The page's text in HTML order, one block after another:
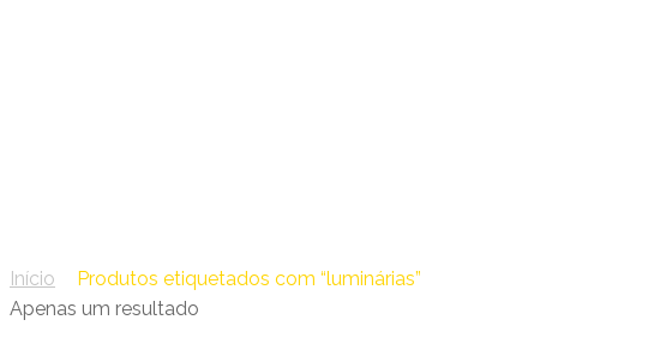
Início
Produtos etiquetados com “luminárias”
Apenas um resultado